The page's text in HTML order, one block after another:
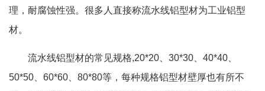
理，耐腐蚀性强。很多人直接称流水线铝型材为工业铝型
材。
流水线铝型材的常见规格,20*20、30*30、40*40、
50*50、60*60、80*80等，每种规格铝型材壁厚也有所不